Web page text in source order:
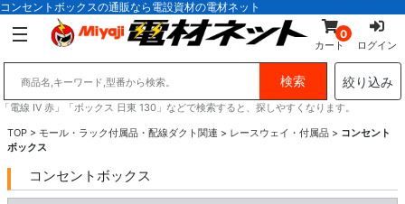
コンセントボックスの通販なら電設資材の電材ネット
0
カート ログイン
絞り込み
「電線 IV 赤」「ボックス 日東 130」などで検索すると、探しやすくなります。
TOP > モール・ラック付属品・配線ダクト関連 > レースウェイ・付属品 > コンセント
ボックス
コンセントボックス